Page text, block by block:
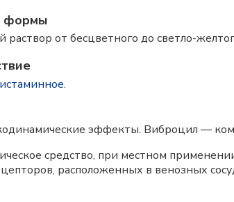
формы
раствор от бесцветного до светло-
.
эффекты. Виброцил —
средство, при местном
расположенных в венозных